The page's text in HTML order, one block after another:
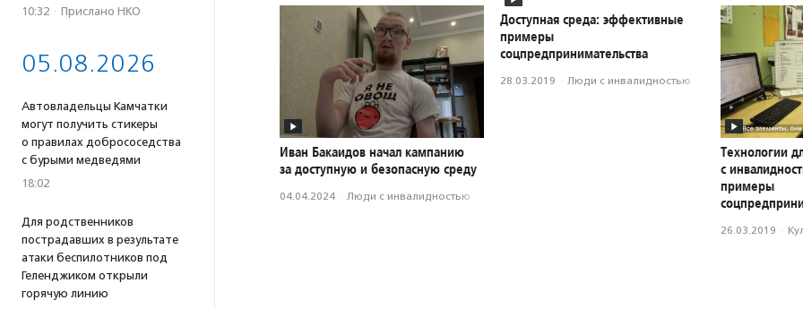
10:32 · Прислано НКО
05.08.2026
Автовладельцы Камчатки
могут получить стикеры
о правилах добрососедства
с бурыми медведями
18:02
Для родственников
пострадавших в результате
атаки беспилотников под
Геленджиком открыли
горячую линию
Иван Бакаидов начал кампанию
за доступную и безопасную среду
04.04.2024 · Люди с инвалидностью
Доступная среда: эффективные
примеры
соцпредпринимательства
28.03.2019 · Люди с инвалидностью
Технологии
с
примеры
26.03.2019 ·